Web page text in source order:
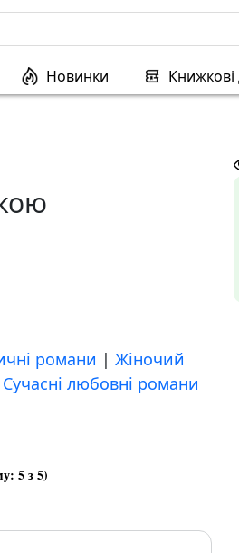
Новинки Книжкові
романи | Жіночий
Сучасні любовні романи
5з 5)